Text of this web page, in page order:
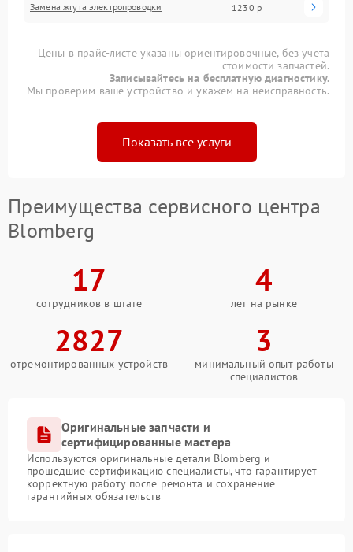
Замена жгута электропроводки 1230 р
Цены в прайс-листе указаны ориентировочные, без учета
стоимости запчастей.
Записывайтесь на бесплатную диагностику.
Мы проверим ваше устройство и укажем на неисправность.
Показать все услуги
Преимущества сервисного центра
Blomberg
17
сотрудников в штате
4
лет на рынке
2827
отремонтированных устройств
3
минимальный опыт работы
специалистов
Оригинальные запчасти и
сертифицированные мастера
Используются оригинальные детали Blomberg и
прошедшие сертификацию специалисты, что гарантирует
корректную работу после ремонта и сохранение
гарантийных обязательств